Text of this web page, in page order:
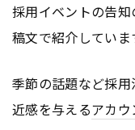
採用イベントの告
稿文で紹介していま
季節の話題など採
近感を与えるアカウ